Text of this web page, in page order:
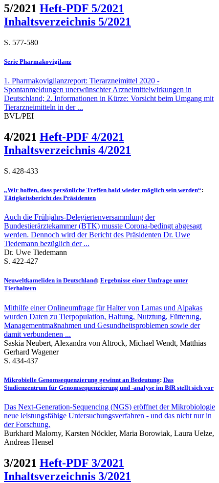
5/2021 Heft-PDF 5/2021
Inhaltsverzeichnis 5/2021
S. 577-580
Serie Pharmakovigilanz
1. Pharmakovigilanzreport: Tierarzneimittel 2020 -
Spontanmeldungen unerwünschter Arzneimittelwirkungen in
Deutschland; 2. Informationen in Kürze: Vorsicht beim Umgang mit
Tierarzneimitteln in der ...
BVL/PEI
4/2021 Heft-PDF 4/2021
Inhaltsverzeichnis 4/2021
S. 428-433
„Wir hoffen, dass persönliche Treffen bald wieder möglich sein werden“:
Tätigkeitsbericht des Präsidenten
Auch die Frühjahrs-Delegiertenversammlung der
Bundestierärztekammer (BTK) musste Corona-bedingt abgesagt
werden. Dennoch wird der Bericht des Präsidenten Dr. Uwe
Tiedemann bezüglich der ...
Dr. Uwe Tiedemann
S. 422-427
Neuweltkameliden in Deutschland: Ergebnisse einer Umfrage unter
Tierhaltern
Mithilfe einer Onlineumfrage für Halter von Lamas und Alpakas
wurden Daten zu Tierpopulation, Haltung, Nutztung, Fütterung,
Managementmaßnahmen und Gesundheitsproblemen sowie der
damit verbundenen ...
Saskia Neubert, Alexandra von Altrock, Michael Wendt, Matthias
Gerhard Wagener
S. 434-437
Mikrobielle Genomsequenzierung gewinnt an Bedeutung: Das
Studienzentrum für Genomsequenzierung und -analyse im BfR stellt sich vor
Das Next-Generation-Sequencing (NGS) eröffnet der Mikrobiologie
neue leistungsfähige Untersuchungsverfahren - und das nicht nur in
der Forschung.
Burkhard Malorny, Karsten Nöckler, Maria Borowiak, Laura Uelze,
Andreas Hensel
3/2021 Heft-PDF 3/2021
Inhaltsverzeichnis 3/2021